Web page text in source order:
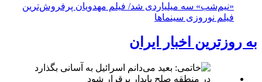
«نیم‌شب» سه میلیاردی شد/ فیلم مهدویان پرفروش‌ترین
فیلم نوروزی سینماها
به روزترین اخبار ایران